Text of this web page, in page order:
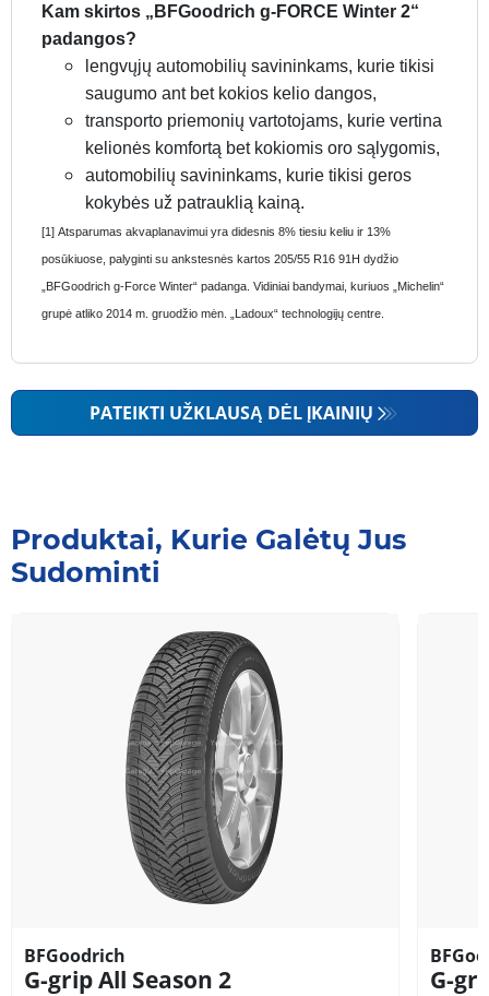
Kam skirtos „BFGoodrich g-FORCE Winter 2“
padangos?
lengvųjų automobilių savininkams, kurie tikisi
saugumo ant bet kokios kelio dangos,
transporto priemonių vartotojams, kurie vertina
kelionės komfortą bet kokiomis oro sąlygomis,
automobilių savininkams, kurie tikisi geros
kokybės už patrauklią kainą.
[1] Atsparumas akvaplanavimui yra didesnis 8% tiesiu keliu ir 13%
posūkiuose, palyginti su ankstesnės kartos 205/55 R16 91H dydžio
„BFGoodrich g-Force Winter“ padanga. Vidiniai bandymai, kuriuos „Michelin“
grupė atliko 2014 m. gruodžio mėn. „Ladoux“ technologijų centre.
PATEIKTI UŽKLAUSĄ DĖL ĮKAINIŲ
Produktai, Kurie Galėtų Jus
Sudominti
BFGoodrich
G-grip All Season 2 G-